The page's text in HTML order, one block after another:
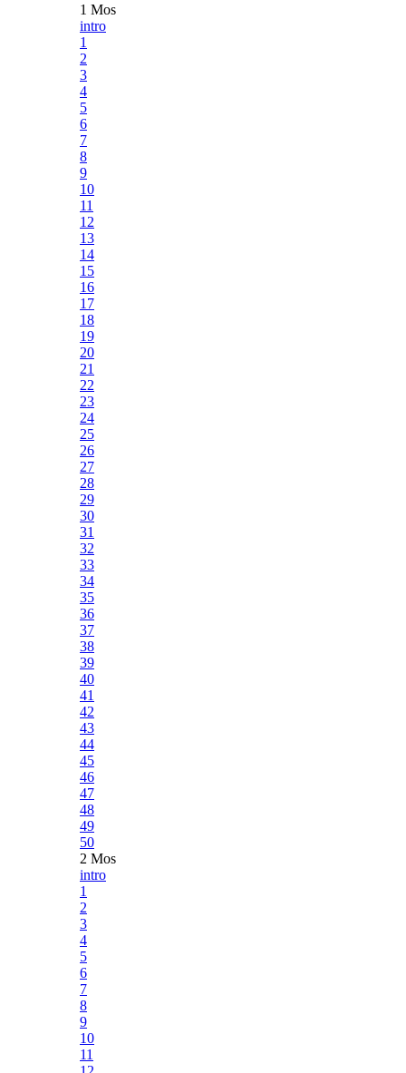
1 Mos
intro
1
2
3
4
5
6
7
8
9
10
11
12
13
14
15
16
17
18
19
20
21
22
23
24
25
26
27
28
29
30
31
32
33
34
35
36
37
38
39
40
41
42
43
44
45
46
47
48
49
50
2 Mos
intro
1
2
3
4
5
6
7
8
9
10
11